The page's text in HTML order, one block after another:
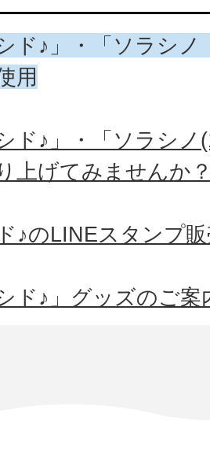
ド♪」・「ソラシ
用
ド♪」・「ソラシ
上げてみませんか
♪のLINEスタンプ
ド♪」グッズのご案